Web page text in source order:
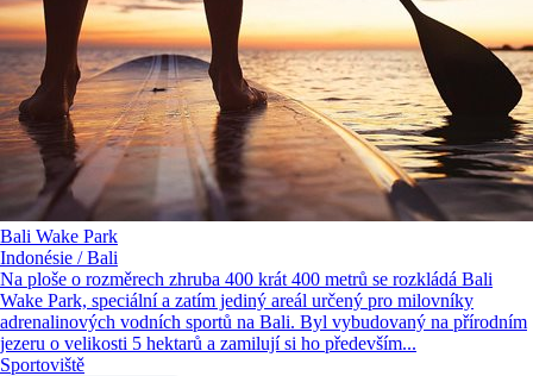
Bali Wake Park
Indonésie / Bali
Na ploše o rozměrech zhruba 400 krát 400 metrů se rozkládá Bali
Wake Park, speciální a zatím jediný areál určený pro milovníky
adrenalinových vodních sportů na Bali. Byl vybudovaný na přírodním
jezeru o velikosti 5 hektarů a zamilují si ho především...
Sportoviště